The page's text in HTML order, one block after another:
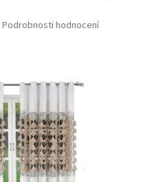
Podrobnosti hodnocení